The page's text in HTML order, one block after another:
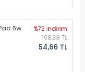
6w
%72 indirim
198,38 TL
54,66 TL